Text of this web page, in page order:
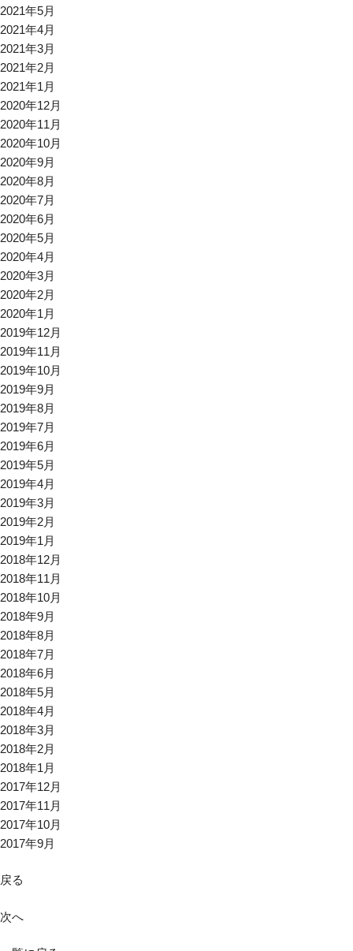
2021年5月
2021年4月
2021年3月
2021年2月
2021年1月
2020年12月
2020年11月
2020年10月
2020年9月
2020年8月
2020年7月
2020年6月
2020年5月
2020年4月
2020年3月
2020年2月
2020年1月
2019年12月
2019年11月
2019年10月
2019年9月
2019年8月
2019年7月
2019年6月
2019年5月
2019年4月
2019年3月
2019年2月
2019年1月
2018年12月
2018年11月
2018年10月
2018年9月
2018年8月
2018年7月
2018年6月
2018年5月
2018年4月
2018年3月
2018年2月
2018年1月
2017年12月
2017年11月
2017年10月
2017年9月
戻る
次へ